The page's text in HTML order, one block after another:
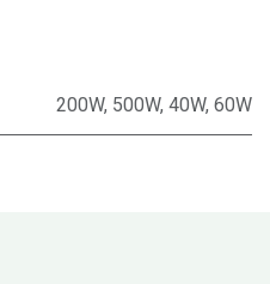
200W, 500W, 40W, 60W